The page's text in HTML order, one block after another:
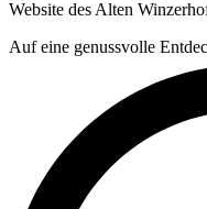
Website des Alten
Auf eine genussvolle